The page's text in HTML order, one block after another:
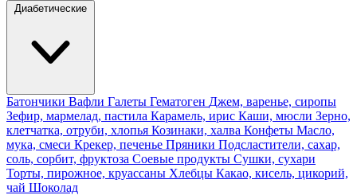
Диабетические
Батончики Вафли Галеты Гематоген Джем, варенье, сиропы
Зефир, мармелад, пастила Карамель, ирис Каши, мюсли Зерно,
клетчатка, отруби, хлопья Козинаки, халва Конфеты Масло,
мука, смеси Крекер, печенье Пряники Подсластители, сахар,
соль, сорбит, фруктоза Соевые продукты Сушки, сухари
Торты, пирожное, круассаны Хлебцы Какао, кисель, цикорий,
чай Шоколад